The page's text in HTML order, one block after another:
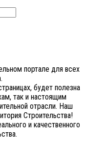
портале для всех
.
будет полезна
так и настоящим
отрасли. Наш
Строительства!
и качественного